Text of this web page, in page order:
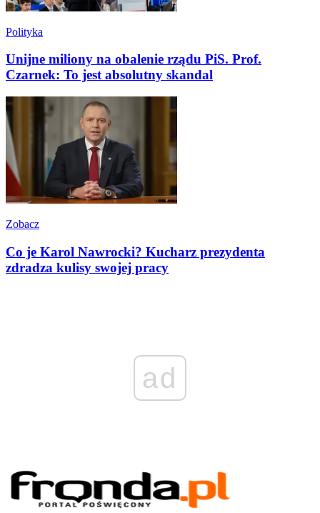
Polityka
Unijne miliony na obalenie rządu PiS. Prof.
Czarnek: To jest absolutny skandal
Zobacz
Co je Karol Nawrocki? Kucharz prezydenta
zdradza kulisy swojej pracy
ad